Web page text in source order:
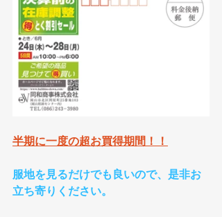
半期に一度の超お買得期間！！
服地を見るだけでも良いので、是非お
立ち寄りください。